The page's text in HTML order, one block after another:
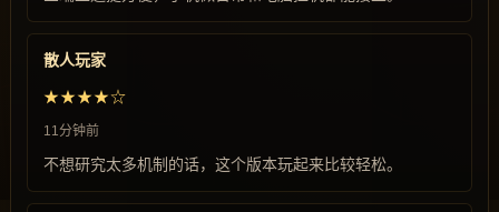
散人玩家
★★★★☆
11分钟前
不想研究太多机制的话，这个版本玩起来比较轻松。